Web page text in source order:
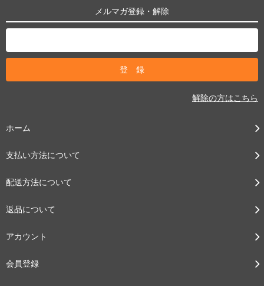
メルマガ登録・解除
解除の方はこちら
ホーム
支払い方法について
配送方法について
返品について
アカウント
会員登録